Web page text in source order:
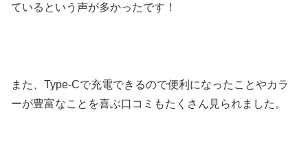
ているという声が多かったです！
また、Type-Cで充電できるので便利になったことやカラ
ーが豊富なことを喜ぶ口コミもたくさん見られました。